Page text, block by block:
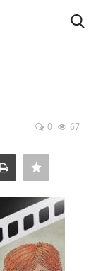
0 67